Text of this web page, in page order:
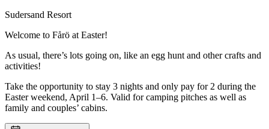
Sudersand Resort
Welcome to Fårö at Easter!
As usual, there’s lots going on, like an egg hunt and other crafts and
activities!
Take the opportunity to stay 3 nights and only pay for 2 during the
Easter weekend, April 1–6. Valid for camping pitches as well as
family and couples’ cabins.